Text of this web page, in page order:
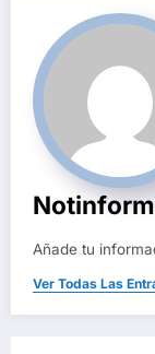
Añade tu
Ver Todas Las